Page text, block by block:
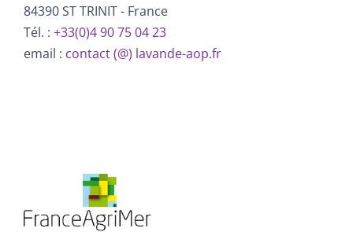
84390 ST TRINIT - France
Tél. : +33(0)4 90 75 04 23
email : contact (@) lavande-aop.fr